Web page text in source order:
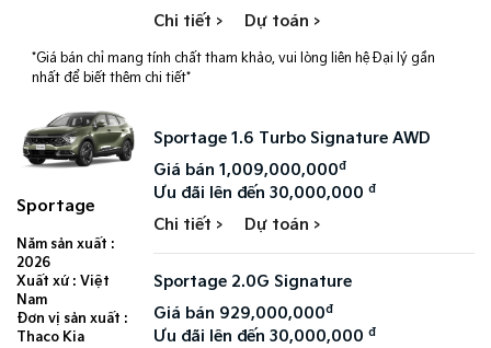
Chi tiết > Dự toán >
*Giá bán chỉ mang tính chất tham khảo, vui lòng liên hệ Đại lý gần
nhất để biết thêm chi tiết*
Sportage
Năm sản xuất :
2026
Xuất xứ : Việt
Nam
Đơn vị sản xuất :
Thaco Kia
Sportage 1.6 Turbo Signature AWD
Giá bán 1,009,000,000đ
Ưu đãi lên đến 30,000,000đ
Chi tiết > Dự toán >
Sportage 2.0G Signature
Giá bán 929,000,000đ
Ưu đãi lên đến 30,000,000đ